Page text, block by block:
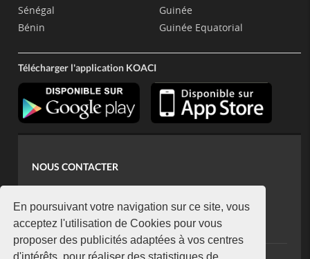
En poursuivant votre navigation sur ce site, vous
acceptez l'utilisation de Cookies pour vous
proposer des publicités adaptées à vos centres
d'intérêts, pour réaliser des statistiques de
Sénégal
Bénin
Guinée
Guinée Equatorial
Télécharger l'application KOACI
NOUS CONTACTER
koaci@yahoo.fr
+225 07 08 85 52 93